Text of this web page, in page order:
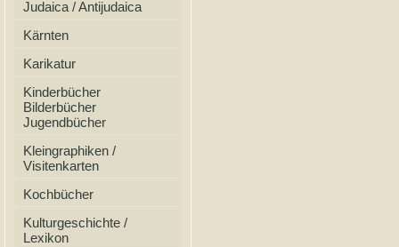
Judaica / Antijudaica
Kärnten
Karikatur
Kinderbücher
Bilderbücher
Jugendbücher
Kleingraphiken /
Visitenkarten
Kochbücher
Kulturgeschichte /
Lexikon